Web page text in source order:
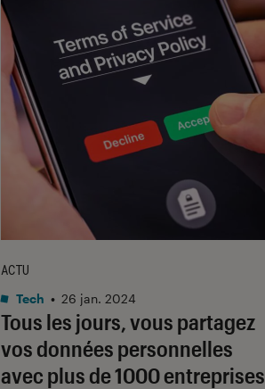
Tous les jours, vous partagez
vos données personnelles
avec plus de 1000 entreprises
ACTU
Tech • 26 jan. 2024